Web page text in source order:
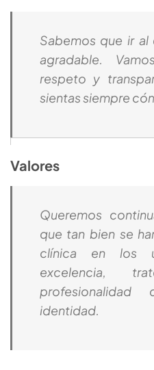
Sabemos que ir
agradable.
respeto y
sientas siempre
Valores
Queremos
que tan bien se
clínica en los
excelencia,
identidad.